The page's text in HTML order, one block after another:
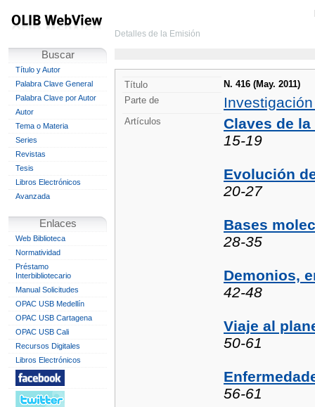
Buscar
Título y Autor
Palabra Clave General
Palabra Clave por Autor
Autor
Tema o Materia
Series
Revistas
Tesis
Libros Electrónicos
Avanzada
Enlaces
Web Biblioteca
Normatividad
Préstamo
Interbibliotecario
Manual Solicitudes
OPAC USB Medellín
OPAC USB Cartagena
OPAC USB Cali
Recursos Digitales
Libros Electrónicos
Detalles de la Emisión
Título
N. 416 (May. 2011)
Parte de
Artículos
Claves de
15-19
Evolución
20-27
Bases
28-35
Demonios,
42-48
Viaje al
50-61
56-61